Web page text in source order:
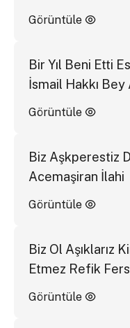
Görüntüle
Bir Yıl Beni Etti
İsmail Hakkı
Görüntüle
Biz Aşkperestiz
Acemaşiran İlahi
Görüntüle
Biz Ol Aşıklarız
Etmez Refik
Görüntüle